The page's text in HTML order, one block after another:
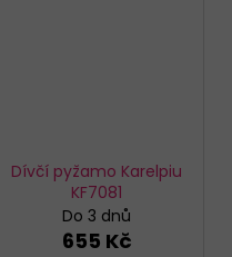
Dívčí pyžamo Karelpiu
KF7081
Do 3 dnů
655 Kč